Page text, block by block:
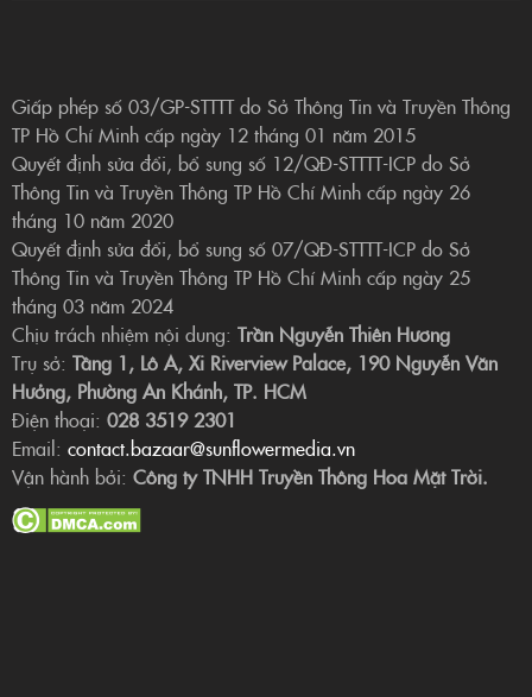
Giấp phép số 03/GP-STTTT do Sở Thông Tin và Truyền Thông
TP Hồ Chí Minh cấp ngày 12 tháng 01 năm 2015
Quyết định sửa đổi, bổ sung số 12/QĐ-STTTT-ICP do Sở
Thông Tin và Truyền Thông TP Hồ Chí Minh cấp ngày 26
tháng 10 năm 2020
Quyết định sửa đổi, bổ sung số 07/QĐ-STTTT-ICP do Sở
Thông Tin và Truyền Thông TP Hồ Chí Minh cấp ngày 25
tháng 03 năm 2024
Chịu trách nhiệm nội dung: Trần Nguyễn Thiên Hương
Trụ sở: Tầng 1, Lô A, Xi Riverview Palace, 190 Nguyễn Văn
Hưởng, Phường An Khánh, TP. HCM
Điện thoại: 028 3519 2301
Email: contact.bazaar@sunflowermedia.vn
Vận hành bởi: Công ty TNHH Truyền Thông Hoa Mặt Trời.